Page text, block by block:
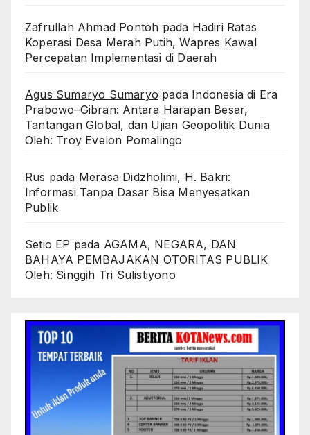
Zafrullah Ahmad Pontoh pada Hadiri Ratas
Koperasi Desa Merah Putih, Wapres Kawal
Percepatan Implementasi di Daerah
Agus Sumaryo Sumaryo pada Indonesia di Era
Prabowo–Gibran: Antara Harapan Besar,
Tantangan Global, dan Ujian Geopolitik Dunia
Oleh: Troy Evelon Pomalingo
Rus pada Merasa Didzholimi, H. Bakri:
Informasi Tanpa Dasar Bisa Menyesatkan
Publik
Setio EP pada AGAMA, NEGARA, DAN
BAHAYA PEMBAJAKAN OTORITAS PUBLIK
Oleh: Singgih Tri Sulistiyono